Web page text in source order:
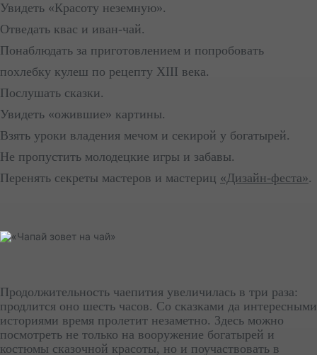
Увидеть «Красоту неземную».
Отведать квас и иван-чай.
Понаблюдать за приготовлением и попробовать
похлебку кулеш по рецепту XIII века.
Послушать сказки.
Увидеть «ожившие» картины.
Взять уроки владения мечом и секирой у богатырей.
Не пропустить молодецкие игры и забавы.
Перенять секреты мастеров и мастериц «Дизайн-феста».
Продолжительность чаепития увеличилась в три раза:
продлится оно шесть часов. Со сказками да интересными
историями время пролетит незаметно. Здесь можно
посмотреть не только на вооружение богатырей и
костюмы сказочной красоты, но и поучаствовать в